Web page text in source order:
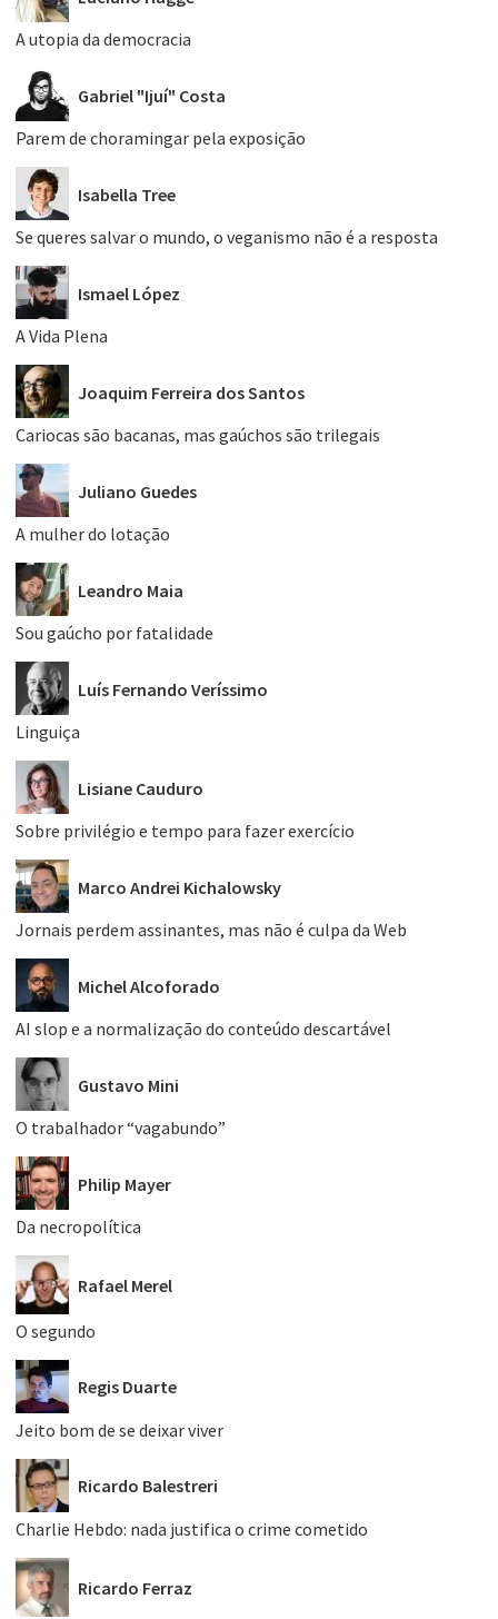
A utopia da democracia
Gabriel "Ijuí" Costa
Parem de choramingar pela exposição
Isabella Tree
Se queres salvar o mundo, o veganismo não é a resposta
Ismael López
A Vida Plena
Joaquim Ferreira dos Santos
Cariocas são bacanas, mas gaúchos são trilegais
Juliano Guedes
A mulher do lotação
Leandro Maia
Sou gaúcho por fatalidade
Luís Fernando Veríssimo
Linguiça
Lisiane Cauduro
Sobre privilégio e tempo para fazer exercício
Marco Andrei Kichalowsky
Jornais perdem assinantes, mas não é culpa da Web
Michel Alcoforado
AI slop e a normalização do conteúdo descartável
Gustavo Mini
O trabalhador “vagabundo”
Philip Mayer
Da necropolítica
Rafael Merel
O segundo
Regis Duarte
Jeito bom de se deixar viver
Ricardo Balestreri
Charlie Hebdo: nada justifica o crime cometido
Ricardo Ferraz